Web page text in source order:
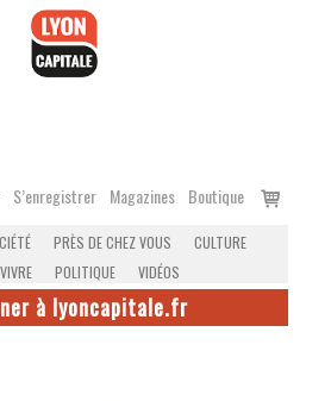
S’enregistrer Magazines Boutique
Voir
PRÈS DE CHEZ VOUS
CULTURE
POLITIQUE VIDÉOS
à lyoncapitale.fr